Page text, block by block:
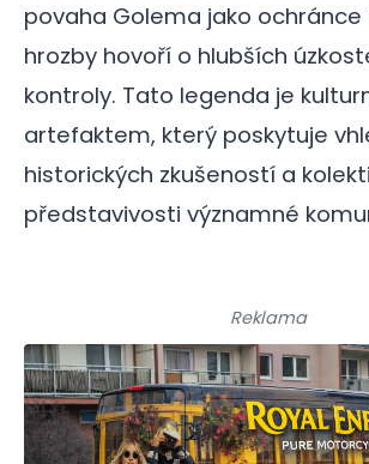
povaha Golema jako
hrozby hovoří o hlubších
kontroly. Tato legenda je
artefaktem, který poskytuje
historických zkušeností a
představivosti významné
Reklama